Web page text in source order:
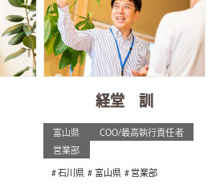
経堂 訓
富山県
COO/最高執行責任者
営業部
石川県 富山県 営業部